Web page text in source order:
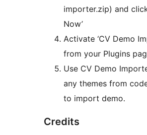
importer.zip) and
Now’
Activate ‘CV Demo
from your Plugins
Use CV Demo
any themes from
to import demo.
Credits